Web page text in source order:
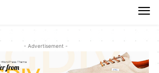
- Advertisement -